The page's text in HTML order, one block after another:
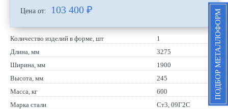
Цена от: 103 400 ₽
Количество изделий в форме, шт
1
Длина, мм
3275
Ширина, мм
1900
Высота, мм
245
Масса, кг
600
Марка стали
Ст3, 09Г2С
ПОДБОР МЕТАЛЛОФОРМ